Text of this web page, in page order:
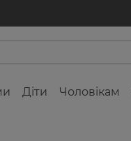
Діти Чоловікам